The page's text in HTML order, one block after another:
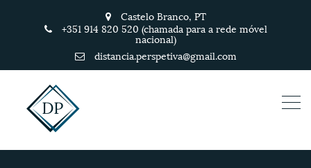
Castelo Branco, PT
+351 914 820 520 (chamada para a rede móvel
nacional)
distancia.perspetiva@gmail.com